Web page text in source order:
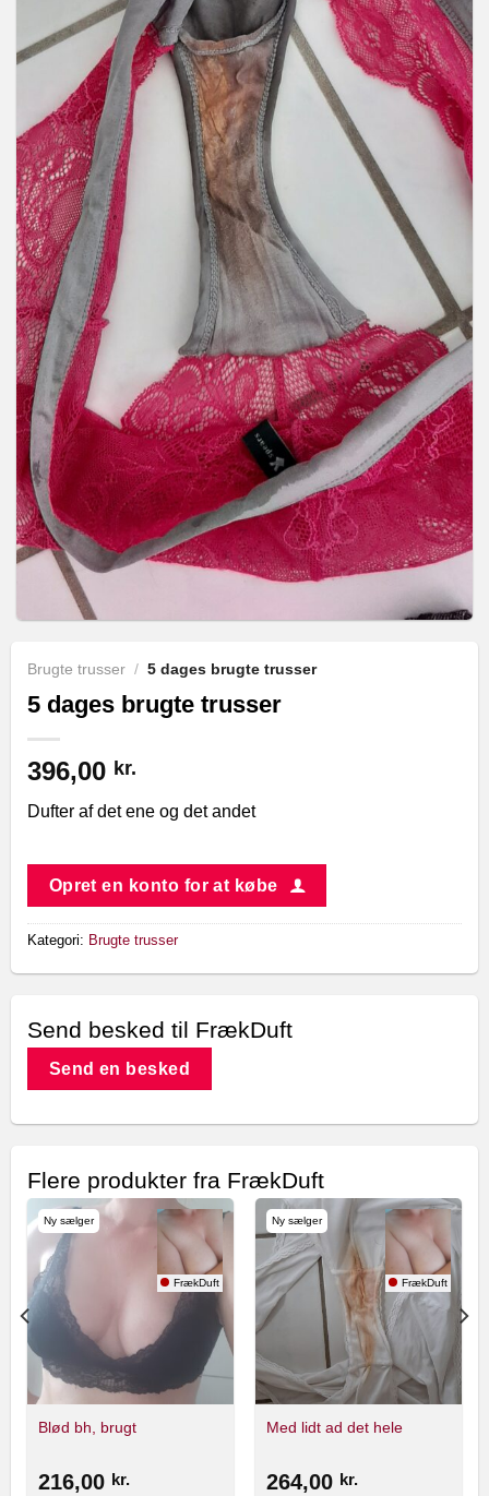
Brugte trusser / 5 dages brugte trusser
5 dages brugte trusser
396,00 kr.
Dufter af det ene og det andet
Opret en konto for at købe
Kategori: Brugte trusser
Send besked til FrækDuft
Send en besked
Flere produkter fra FrækDuft
Ny sælger
FrækDuft
Blød bh, brugt
216,00 kr.
Ny sælger
FrækDuft
Med lidt ad det hele
264,00 kr.